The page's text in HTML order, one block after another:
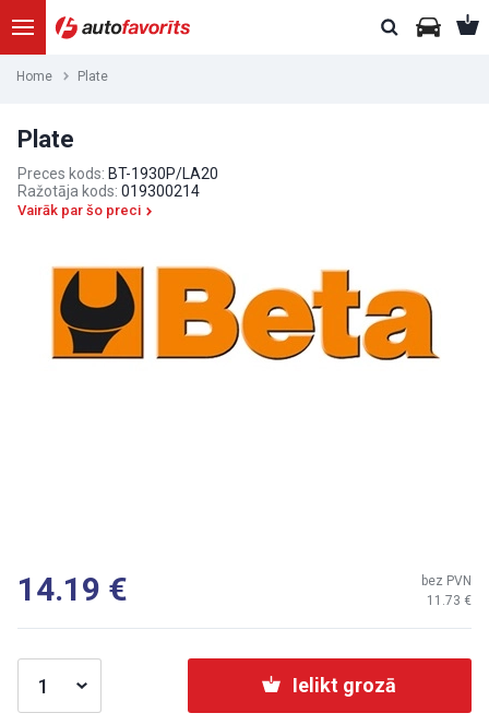
Home Plate
Plate
Preces kods: BT-1930P/LA20
Ražotāja kods: 019300214
Vairāk par šo preci
14.19 11.73
bez PVN
Ielikt grozā